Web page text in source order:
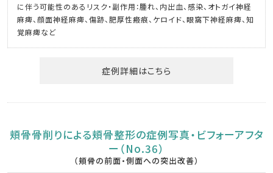
に伴う可能性のあるリスク・副作用：腫れ、内出血、感染、オトガイ神経
麻痺、顔面神経麻痺、傷跡、肥厚性瘢痕、ケロイド、眼窩下神経麻痺、知
覚麻痺など
症例詳細はこちら
頬骨骨削りによる頬骨整形の症例写真・ビフォーアフタ
ー（No.36）
（頬骨の前面・側面への突出改善）